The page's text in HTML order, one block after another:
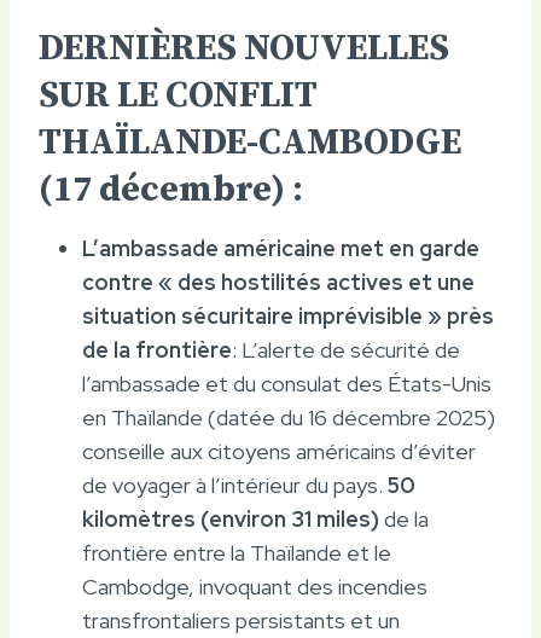
DERNIÈRES NOUVELLES
SUR LE CONFLIT
THAÏLANDE-CAMBODGE
(17 décembre) :
L’ambassade américaine met en garde
contre « des hostilités actives et une
situation sécuritaire imprévisible » près
de la frontière: L’alerte de sécurité de
l’ambassade et du consulat des États-Unis
en Thaïlande (datée du 16 décembre 2025)
conseille aux citoyens américains d’éviter
de voyager à l’intérieur du pays. 50
kilomètres (environ 31 miles) de la
frontière entre la Thaïlande et le
Cambodge, invoquant des incendies
transfrontaliers persistants et un